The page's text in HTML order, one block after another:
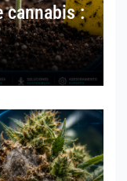
cannabis :